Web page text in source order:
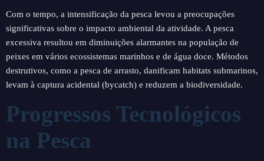
Com o tempo, a intensificação da pesca levou a preocupações
significativas sobre o impacto ambiental da atividade. A pesca
excessiva resultou em diminuições alarmantes na população de
peixes em vários ecossistemas marinhos e de água doce. Métodos
destrutivos, como a pesca de arrasto, danificam habitats submarinos,
levam à captura acidental (bycatch) e reduzem a biodiversidade.
Progressos Tecnológicos
na Pesca